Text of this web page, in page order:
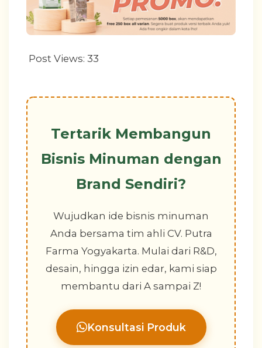
Post Views: 33
Tertarik Membangun
Bisnis Minuman dengan
Brand Sendiri?
Wujudkan ide bisnis minuman
Anda bersama tim ahli CV. Putra
Farma Yogyakarta. Mulai dari R&D,
desain, hingga izin edar, kami siap
membantu dari A sampai Z!
Konsultasi Produk